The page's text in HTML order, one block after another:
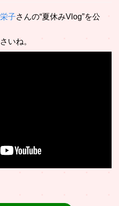
子さんの“夏休みVlog”を公
いね。